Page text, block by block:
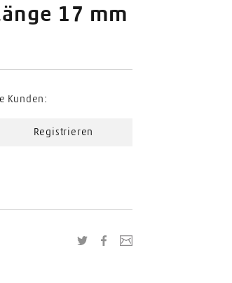
17 mm
Kunden:
Registrieren
TwitterFacebook